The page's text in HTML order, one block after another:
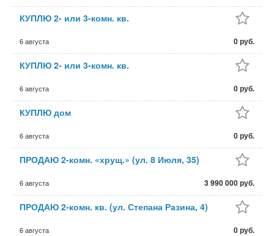
КУПЛЮ 2- или 3-комн. кв.
6 августа 0 руб.
КУПЛЮ 2- или 3-комн. кв.
6 августа 0 руб.
КУПЛЮ дом
6 августа 0 руб.
ПРОДАЮ 2-комн. «хрущ.» (ул. 8 Июля, 35)
6 августа 3 990 000 руб.
ПРОДАЮ 2-комн. кв. (ул. Степана Разина, 4)
6 августа 0 руб.